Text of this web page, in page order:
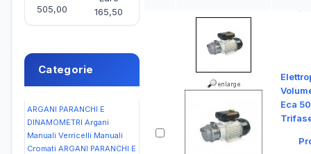
505,00
165,50
Categorie
ARGANI PARANCHI E
DINAMOMETRI Argani
Manuali Verricelli Manuali
Cromati ARGANI PARANCHI E
Eca